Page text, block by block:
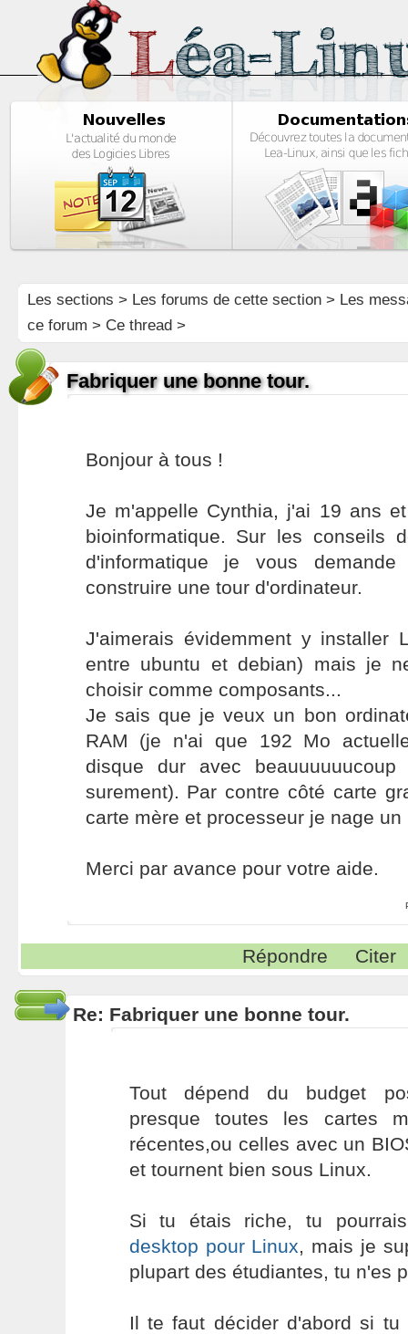
Les sections > Les forums de cette section> Les
ce forum > Ce thread >
Fabriquer une bonne tour.
Bonjour à tous !
Je m'appelle Cynthia, j'ai 19 ans
bioinformatique. Sur les conseils
d'informatique je vous
construire une tour d'ordinateur.
J'aimerais évidemment y installer
entre ubuntu et debian) mais je
choisir comme composants...
Je sais que je veux un bon
RAM (je n'ai que 192 Mo
disque dur avec
surement). Par contre côté carte
carte mère et processeur je nage un
Merci par avance pour votre aide.
Répondre Citer
Re: Fabriquer une bonne tour.
Tout dépend du budget
presque toutes les cartes
récentes,ou celles avec un
et tournent bien sous Linux.
Si tu étais riche, tu
desktop pour Linux, mais je
plupart des étudiantes, tu n'es
Il te faut décider d'abord si